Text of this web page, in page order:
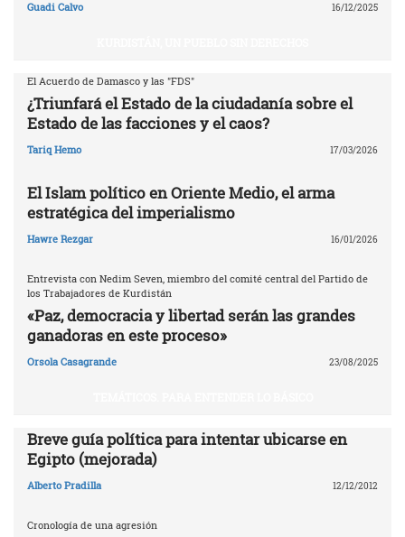
Guadi Calvo 16/12/2025
El Acuerdo de Damasco y las "FDS"
¿Triunfará el Estado de la ciudadanía sobre el
Estado de las facciones y el caos?
Tariq Hemo 17/03/2026
El Islam político en Oriente Medio, el arma
estratégica del imperialismo
Hawre Rezgar 16/01/2026
Entrevista con Nedim Seven, miembro del comité central del Partido de
los Trabajadores de Kurdistán
«Paz, democracia y libertad serán las grandes
ganadoras en este proceso»
Orsola Casagrande 23/08/2025
Breve guía política para intentar ubicarse en
Egipto (mejorada)
Alberto Pradilla 12/12/2012
Cronología de una agresión